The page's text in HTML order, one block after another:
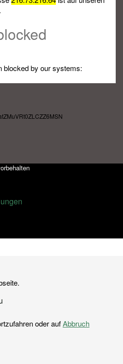
blocked by our systems:
oder aufAbbruch